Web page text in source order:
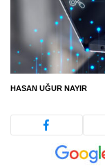
HASAN UĞUR NAYIR